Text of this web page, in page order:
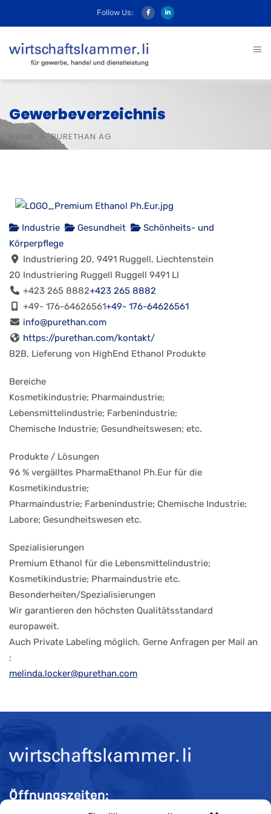
Follow Us:
Gewerbeverzeichnis
HOME PURETHAN AG
Industrie Gesundheit
Schönheits- und
Körperpflege
Industriering 20, 9491 Ruggell, Liechtenstein
20 Industriering Ruggell Ruggell 9491 LI
+423 265 8882+423 265 8882
+49- 176-64626561+49- 176-64626561
info@purethan.com
https://purethan.com/kontakt/
B2B, Lieferung von HighEnd Ethanol Produkte
Bereiche
Kosmetikindustrie; Pharmaindustrie;
Lebensmittelindustrie; Farbenindustrie;
Chemische Industrie; Gesundheitswesen; etc.
Produkte / Lösungen
96 % vergälltes PharmaEthanol Ph.Eur für die
Kosmetikindustrie;
Pharmaindustrie; Farbenindustrie; Chemische Industrie;
Labore; Gesundheitswesen etc.
Spezialisierungen
Premium Ethanol für die Lebensmittelindustrie;
Kosmetikindustrie; Pharmaindustrie etc.
Besonderheiten/Spezialisierungen
Wir garantieren den höchsten Qualitätsstandard
europaweit.
Auch Private Labeling möglich. Gerne Anfragen per Mail an
:
melinda.locker@purethan.com
Öffnungszeiten: